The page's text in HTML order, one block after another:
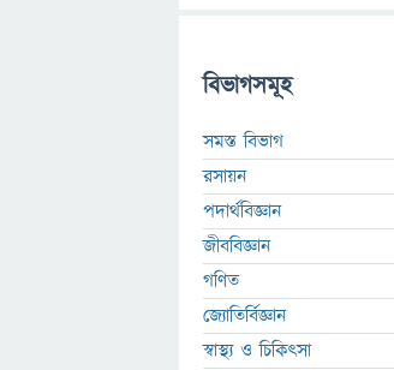
বিভাগসমূহ
সমস্ত বিভাগ
রসায়ন
পদার্থবিজ্ঞান
জীববিজ্ঞান
গণিত
জ্যোতির্বিজ্ঞান
স্বাস্থ্য ও চিকিৎসা